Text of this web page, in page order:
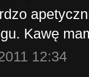
Kawę
12:34